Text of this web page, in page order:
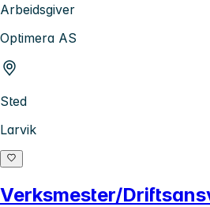
Arbeidsgiver
Optimera AS
Sted
Larvik
Verksmester/